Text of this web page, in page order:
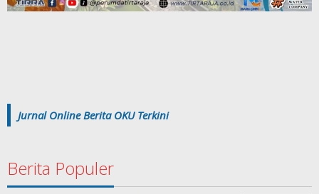
Jurnal Online Berita OKU Terkini
Berita Populer